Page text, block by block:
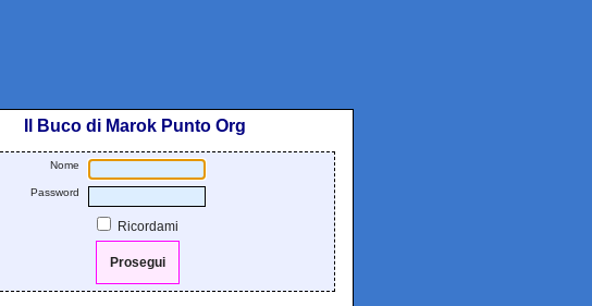
Il Buco di Marok Punto Org
Nome
Password
Ricordami